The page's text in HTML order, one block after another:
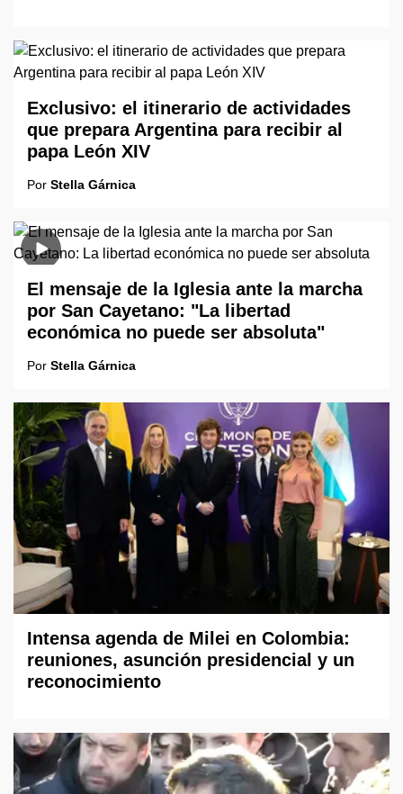
Exclusivo: el itinerario de actividades
que prepara Argentina para recibir al
papa León XIV
Por Stella Gárnica
El mensaje de la Iglesia ante la marcha
por San Cayetano: "La libertad
económica no puede ser absoluta"
Por Stella Gárnica
Intensa agenda de Milei en Colombia:
reuniones, asunción presidencial y un
reconocimiento